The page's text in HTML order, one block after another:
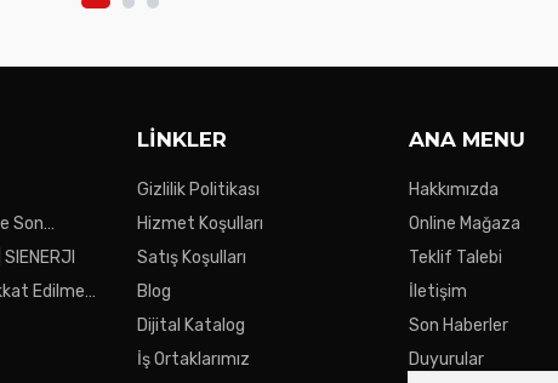
Son
Edilmesi
LINKLER
Gizlilik Politikası
Hizmet Koşulları
Satış Koşulları
Blog
Dijital Katalog
İş Ortaklarımız
ANA MENU
Hakkımızda
Online Mağaza
Teklif Talebi
İletişim
Son Haberler
Duyurular